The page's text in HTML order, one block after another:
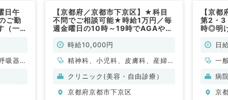
日午
ご勤
（一般
吸器内
【京都府／京都市下京区】★科目
不問でご相談可能★時給1万円／毎
週金曜日の10時～19時でAGAや
ニックでの問診のお仕事です（科目
時給10,000円
精神科、小児科、皮膚科、産婦人
科、眼科、耳鼻咽喉科、放射線
般、一般外科、美容皮膚科、健
クリニック(美容・自由診療）
京都府京都市下京区
【京
第2・3
時◎明
（一日
一
病
京